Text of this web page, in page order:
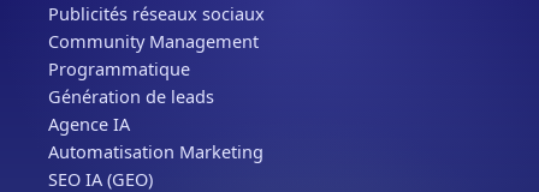
Publicités réseaux sociaux
Community Management
Programmatique
Génération de leads
Agence IA
Automatisation Marketing
SEO IA (GEO)